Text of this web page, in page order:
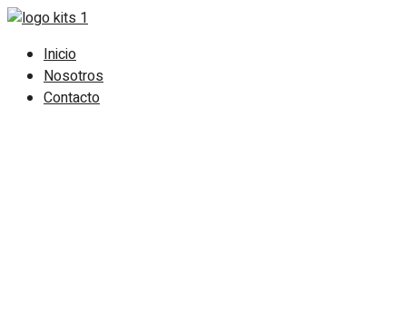
Ir
contenido
Inicio
Nosotros
Contacto